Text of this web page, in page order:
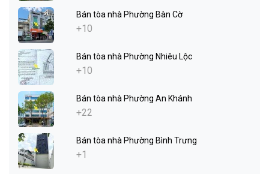
Bán tòa nhà Phường Bàn Cờ
+10
Bán tòa nhà Phường Nhiêu Lộc
+10
Bán tòa nhà Phường An Khánh
+22
Bán tòa nhà Phường Bình Trưng
+1